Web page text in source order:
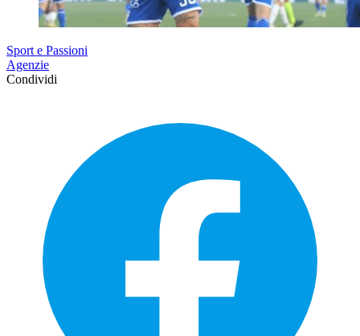
Sport e Passioni
Agenzie
Condividi